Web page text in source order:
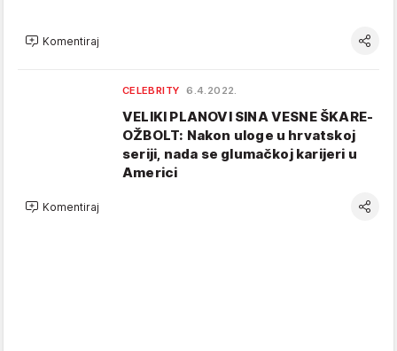
Komentiraj
CELEBRITY 6.4.2022.
VELIKI PLANOVI SINA VESNE ŠKARE-
OŽBOLT: Nakon uloge u hrvatskoj
seriji, nada se glumačkoj karijeri u
Americi
Komentiraj